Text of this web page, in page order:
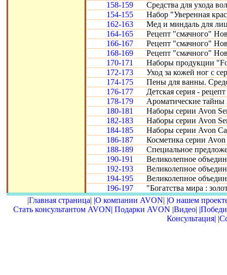
158-159
Средства для ухода
154-155
Набор "Уверенная
162-163
Мед и миндаль для
164-165
Рецепт "смачного"
166-167
Рецепт "смачного"
168-169
Рецепт "смачного"
170-171
Наборы продукции
172-173
Уход за кожей ног с
174-175
Пены для ванны.
176-177
Детская серия -
178-179
Ароматические тайны
180-181
Наборы серии Avon
182-183
Наборы серии Avon
184-185
Наборы серии Avon
186-187
Косметика серии Avon
188-189
Специальное
190-191
Великолепное
192-193
Великолепное
194-195
Великолепное
196-197
"Богатства мира :
|Главная страница| |О компании AVON| |О нашем
Стать консультантом AVON| Подарки AVON |Видео|
Консультация|